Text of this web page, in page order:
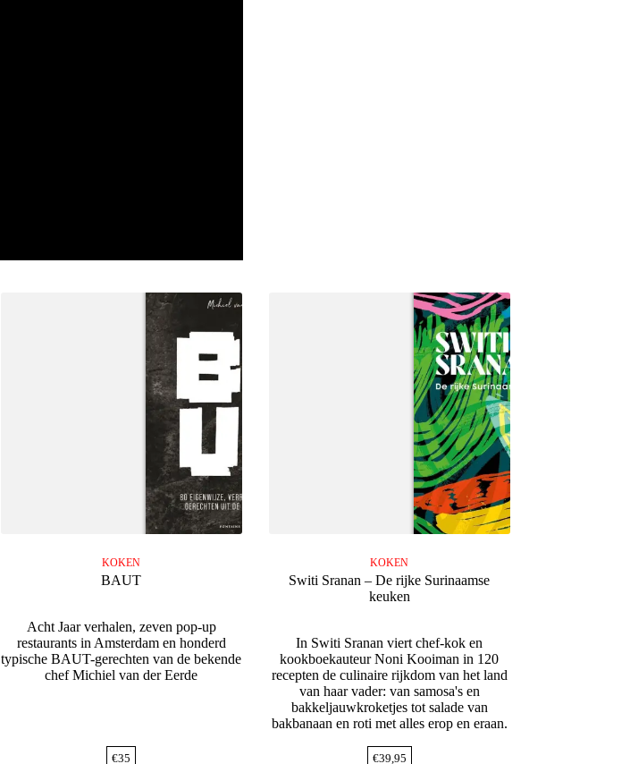
KOKEN
BAUT
Acht Jaar verhalen, zeven pop-up
restaurants in Amsterdam en honderd
typische BAUT-gerechten van de bekende
chef Michiel van der Eerde
€35
KOKEN
Switi Sranan – De rijke Surinaamse
keuken
In Switi Sranan viert chef-kok en
kookboekauteur Noni Kooiman in 120
recepten de culinaire rijkdom van het land
van haar vader: van samosa's en
bakkeljauwkroketjes tot salade van
bakbanaan en roti met alles erop en eraan.
€39,95